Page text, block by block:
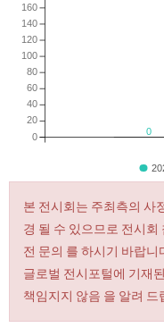
0
0
20
40
60
80
100
120
140
160
본 전시회는 주최측의 사
경 될 수 있으므로 전시
전 문의 를 하시기 바랍니
글로벌 전시포털에 기재
책임지지 않음 을 알려 드